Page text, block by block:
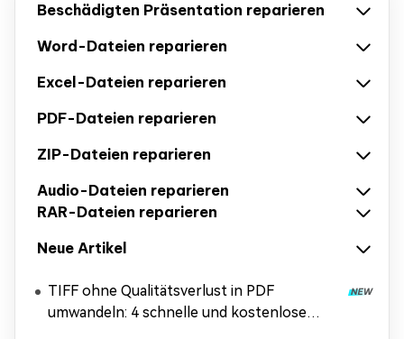
Beschädigten Präsentation reparieren
Word-Dateien reparieren
Excel-Dateien reparieren
PDF-Dateien reparieren
ZIP-Dateien reparieren
Audio-Dateien reparieren
RAR-Dateien reparieren
Neue Artikel
TIFF ohne Qualitätsverlust in PDF
umwandeln: 4 schnelle und kostenlose